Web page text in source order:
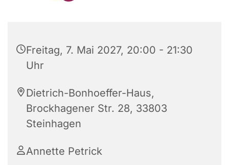
Freitag, 7. Mai 2027, 20:00 - 21:30
Uhr
Dietrich-Bonhoeffer-Haus,
Brockhagener Str. 28, 33803
Steinhagen
Annette Petrick